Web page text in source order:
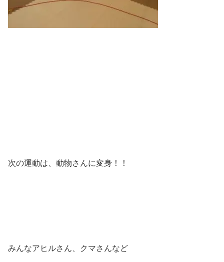
次の運動は、動物さんに変身！！
みんなアヒルさん、クマさんなど